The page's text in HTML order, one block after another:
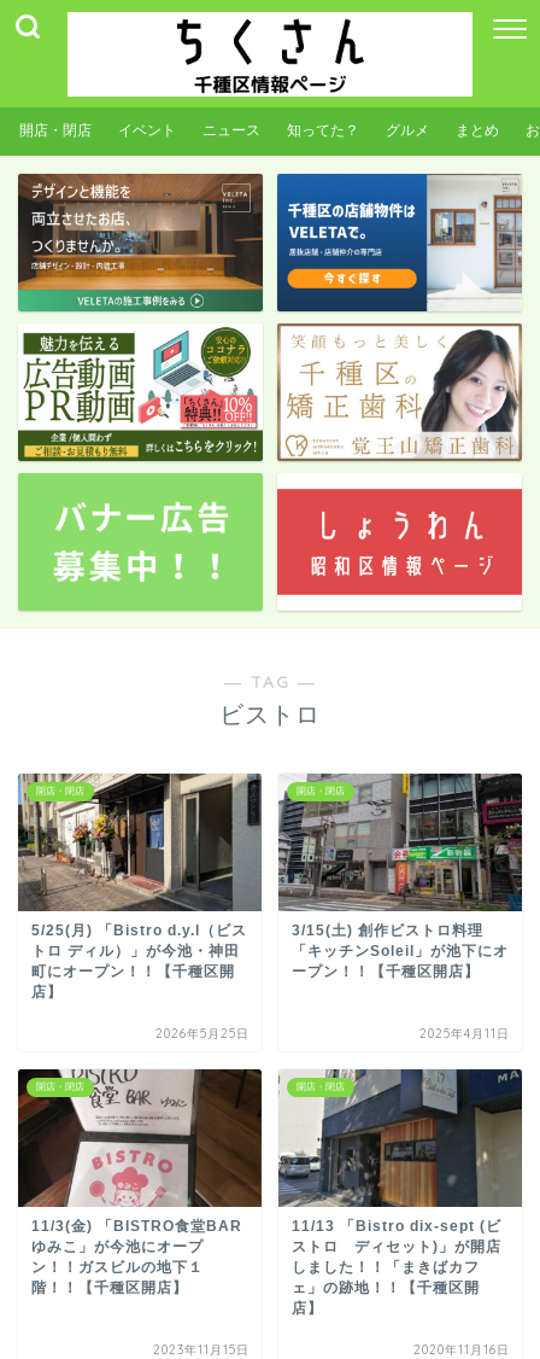
開店・閉店 イベント ニュース 知ってた？ グルメ まとめ
― TAG ―
ビストロ
開店・閉店
5/25(月) 「Bistro d.y.l（ビス
トロ ディル）」が今池・神田
町にオープン！！【千種区開
店】
2026年5月25日
開店・閉店
3/15(土) 創作ビストロ料理
「キッチンSoleil」が池下にオ
ープン！！【千種区開店】
2025年4月11日
開店・閉店
11/3(金) 「BISTRO食堂BAR
ゆみこ」が今池にオープ
ン！！ガスビルの地下１
階！！【千種区開店】
2023年11月15日
開店・閉店
11/13 「Bistro dix-sept (ビ
ストロ ディセット)」が開店
しました！！「まきばカフ
ェ」の跡地！！【千種区開
店】
2020年11月16日